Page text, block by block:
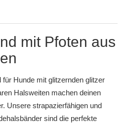
mit Pfoten aus
Hunde mit glitzernden glitzer
Halsweiten machen deinen
Unsere strapazierfähigen und
sind die perfekte